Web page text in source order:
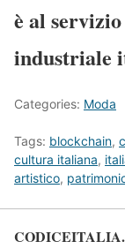
è al
industriale
Categories: Moda
Tags: blockchain,
cultura italiana,
artistico,